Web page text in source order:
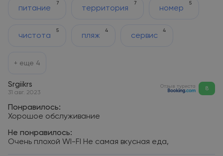
питание
7
территория
7
номер
5
чистота
5
пляж
4
сервис
4
+ еще 4
Srgiikrs
31 авг. 2023
Отзыв туриста 8
Понравилось:
Хорошое обслуживание
Не понравилось:
Очень плохой WI-FI Не самая вкусная еда,